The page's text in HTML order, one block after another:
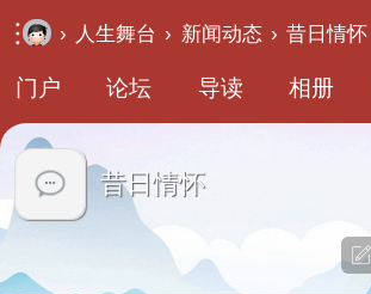
› 人生舞台 › 新闻动态 › 昔日情怀
门户 论坛 导读 相册
昔日情怀